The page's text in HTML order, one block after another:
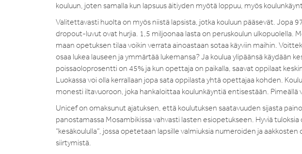
kouluun, joten samalla kun lapsuus äitiyden myötä loppuu, myös
Valitettavasti huolta on myös niistä lapsista, jotka kouluun pääsevät. Jopa
dropout-luvut ovat hurjia. 1,5 miljoonaa lasta on peruskoulun ulkopuolella.
maan opetuksen tilaa voikin verrata ainoastaan sotaa käyviin maihin.
osaa lukea lauseen ja ymmärtää lukemansa? Ja koulua ylipäänsä käydään
poissaoloprosentti on 45% ja kun opettaja on paikalla, saavat oppilaat
Luokassa voi olla kerrallaan jopa sata oppilasta yhtä opettajaa kohden.
monesti iltavuoroon, joka hankaloittaa koulunkäyntiä entisestään. Pimeällä
Unicef on omaksunut ajatuksen, että koulutuksen saatavuuden sijasta
panostamassa Mosambikissa vahvasti lasten esiopetukseen. Hyviä
”kesäkoululla”, jossa opetetaan lapsille valmiuksia numeroiden ja
siirtymistä.